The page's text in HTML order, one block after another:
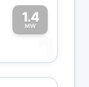
1.4
MW
1